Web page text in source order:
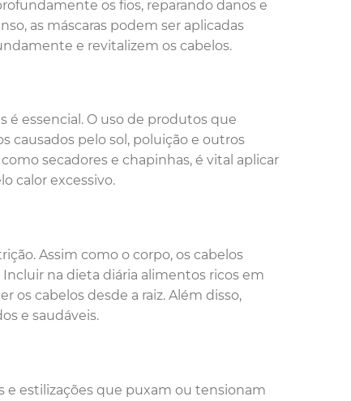
os fios, reparando danos e
as máscaras podem ser aplicadas
e revitalizem os cabelos.
é essencial. O uso de produtos que
causados pelo sol, poluição e outros
secadores e chapinhas, é vital aplicar
calor excessivo.
Assim como o corpo, os cabelos
na dieta diária alimentos ricos em
os cabelos desde a raiz. Além disso,
e saudáveis.
estilizações que puxam ou tensionam